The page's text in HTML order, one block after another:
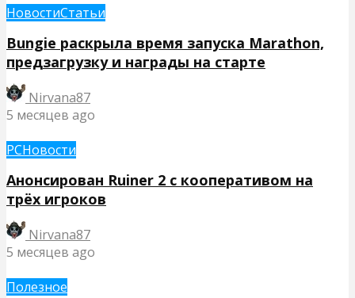
НовостиСтатьи
Bungie раскрыла время запуска Marathon,
предзагрузку и награды на старте
Nirvana87
5 месяцев ago
PCНовости
Анонсирован Ruiner 2 с кооперативом на
трёх игроков
Nirvana87
5 месяцев ago
Полезное